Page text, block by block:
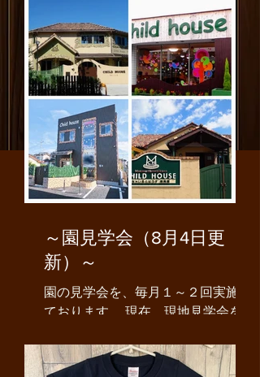
のほいくえん”に、粘土あそびの先
生として遊びにきてくれました！ よ
っちゃん先生が来るなり、持ってき
てくれた粘土作品を見ると、子ども
たちは、目...
～園見学会（8月4日更
新）～
園の見学会を、毎月１～２回実施し
ております。 現在、現地見学会をメ
の様子や感染症等の状況において
は、オンライン（Zoom）で実施す